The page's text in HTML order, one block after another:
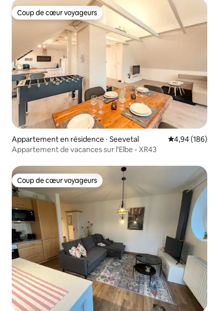
Coup de cœur voyageurs
Coup de cœur voyageurs
Appartement en résidence ⋅ Seevetal Évaluation
4,94 (186)
Appartement de vacances sur l'Elbe - XR43
Coup de cœur voyageurs
Coup de cœur voyageurs